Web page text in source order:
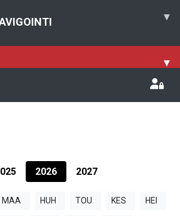
▾
▾
2026 2027
MAA HUH TOU KES HEI